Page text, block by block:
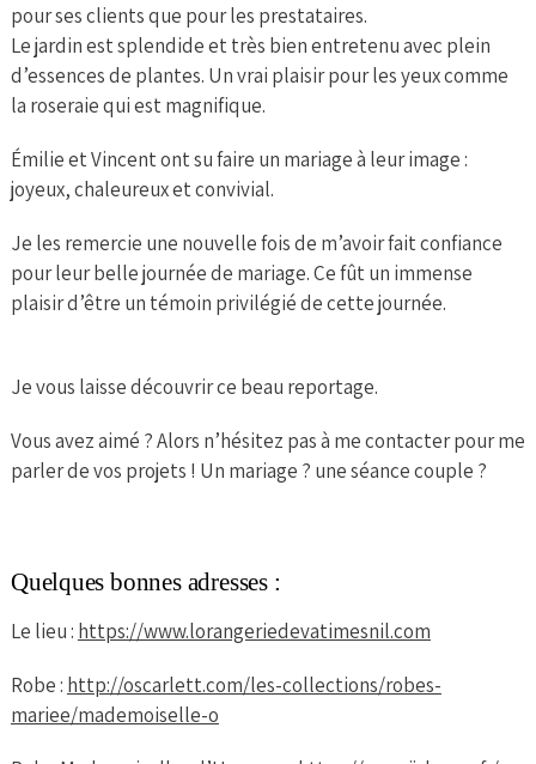
pour ses clients que pour les prestataires.
Le jardin est splendide et très bien entretenu avec plein
d’essences de plantes. Un vrai plaisir pour les yeux comme
la roseraie qui est magnifique.
Émilie et Vincent ont su faire un mariage à leur image :
joyeux, chaleureux et convivial.
Je les remercie une nouvelle fois de m’avoir fait confiance
pour leur belle journée de mariage. Ce fût un immense
plaisir d’être un témoin privilégié de cette journée.
Je vous laisse découvrir ce beau reportage.
Vous avez aimé ? Alors n’hésitez pas à me contacter pour me
parler de vos projets ! Un mariage ? une séance couple ?
Quelques bonnes adresses :
Le lieu : https://www.lorangeriedevatimesnil.com
Robe : http://oscarlett.com/les-collections/robes-
mariee/mademoiselle-o